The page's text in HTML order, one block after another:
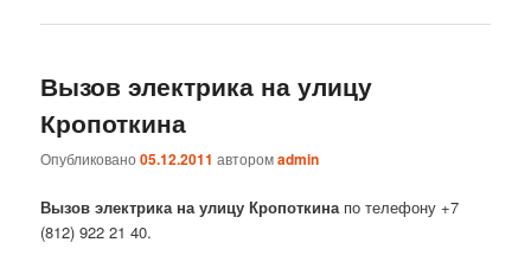
Вызов электрика на улицу
Кропоткина
Опубликовано05.12.2011 авторомadmin
Вызов электрика на улицу Кропоткинапо телефону +7
(812) 922 21 40.